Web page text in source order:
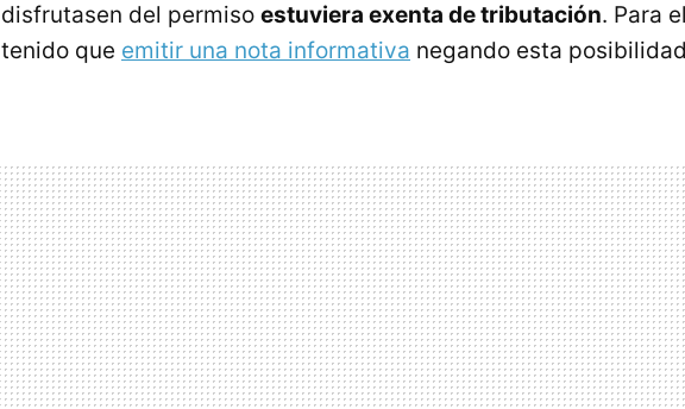
disfrutasen del permiso estuviera exenta de tributación. Para
tenido que emitir una nota informativa negando esta